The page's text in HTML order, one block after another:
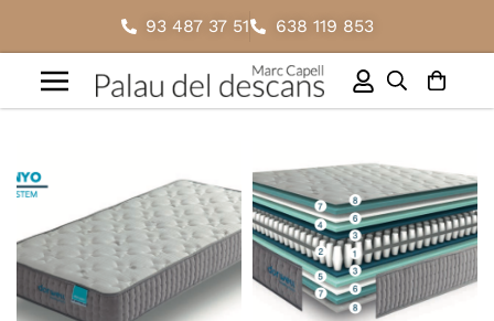
93 487 37 51 638 119 853